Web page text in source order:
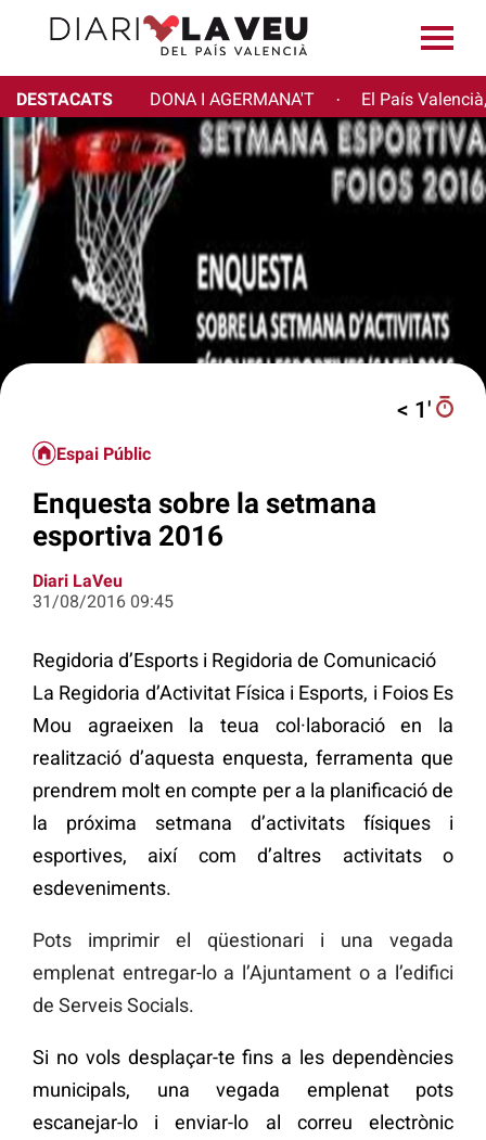
DESTACATS DONA I AGERMANA'T · El País
< 1′
Espai Públic
Enquesta sobre la setmana
esportiva 2016
Diari LaVeu
31/08/2016 09:45
Regidoria d’Esports i Regidoria de Comunicació
La Regidoria d’Activitat Física i Esports, i Foios Es
Mou agraeixen la teua col·laboració en la
realització d’aquesta enquesta, ferramenta que
prendrem molt en compte per a la planificació de
la próxima setmana d’activitats físiques i
esportives, així com d’altres activitats o
esdeveniments.
Pots imprimir el qüestionari i una vegada
emplenat entregar-lo a l’Ajuntament o a l’edifici
de Serveis Socials.
Si no vols desplaçar-te fins a les dependències
municipals, una vegada emplenat pots
escanejar-lo i enviar-lo al correu electrònic